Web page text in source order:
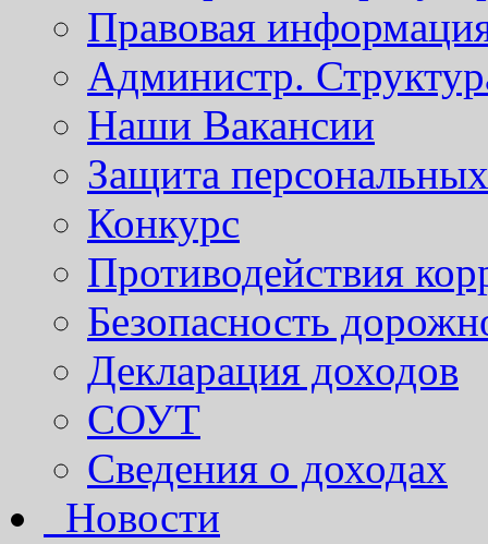
Правовая
Администр.
Наши Вакансии
Защита
Конкурс
Противодействия
Безопасность
Декларация доходов
СОУТ
Сведения о доходах
Новости